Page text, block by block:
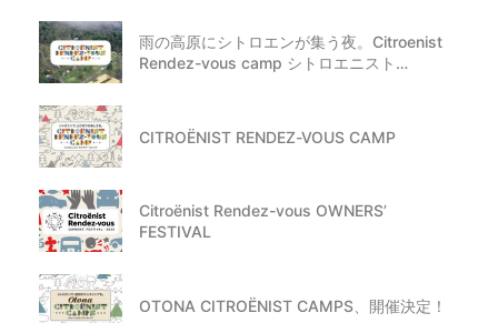
雨の高原にシトロエンが集う夜。Citroenist
Rendez-vous camp シトロエニスト…
CITROËNIST RENDEZ-VOUS CAMP
Citroënist Rendez-vous OWNERS’
FESTIVAL
OTONA CITROËNIST CAMPS、開催決定！